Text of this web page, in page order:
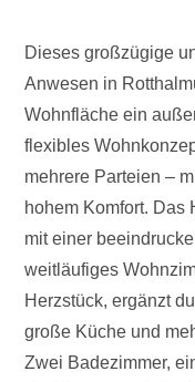
Dieses großzügige
Anwesen in
Wohnfläche ein
flexibles
mehrere Parteien –
hohem Komfort. Das
mit einer
weitläufiges
Herzstück, ergänzt
große Küche und
Zwei Badezimmer,